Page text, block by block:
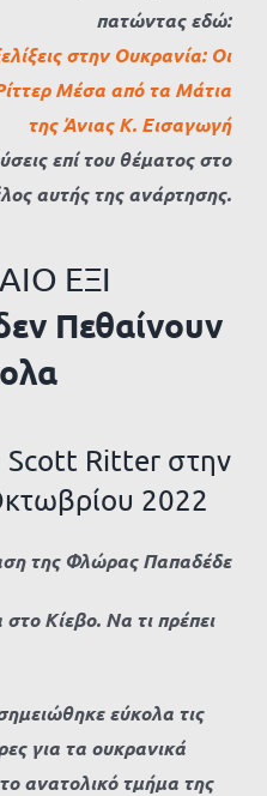
πατώντας εδώ:
στην Ουκρανία: Οι
Μέσα από τα Μάτια
της Άνιας Κ. Εισαγωγή
επί του θέματος στο
αυτής της ανάρτησης.
ΕΞΙ
Πεθαίνουν
Scott Ritter στην
2022
της Φλώρας Παπαδέδε
Κίεβο. Να τι πρέπει
εύκολα τις
για τα ουκρανικά
ανατολικό τμήμα της